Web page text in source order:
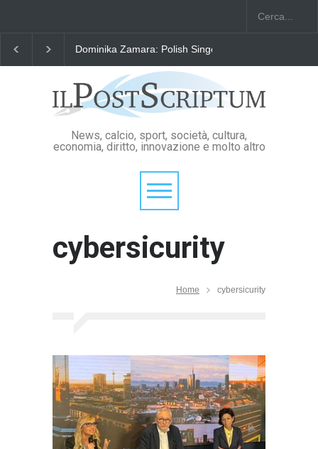
Dominika Zamara: Polish Singers' Alliance ofAmerica
News, calcio, sport, società, cultura,
economia, diritto, innovazione e molto altro
cybersicurity
Home cybersicurity